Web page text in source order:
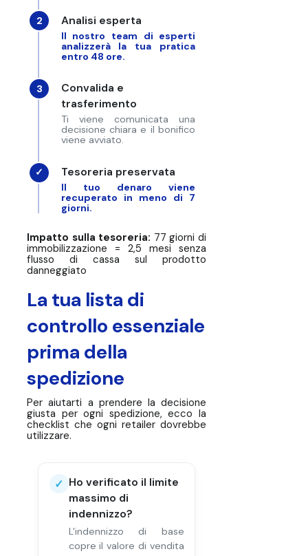
2 Analisi esperta
Il nostro team di esperti
analizzerà la tua pratica
entro 48 ore.
3
Convalida e
trasferimento
Ti viene comunicata una
decisione chiara e il bonifico
viene avviato.
✓ Tesoreria preservata
Il tuo denaro viene
recuperato in meno di 7
giorni.
Impatto sulla tesoreria: 77 giorni di
immobilizzazione = 2,5 mesi senza
flusso di cassa sul prodotto
danneggiato
La tua lista di
controllo essenziale
prima della
spedizione
Per aiutarti a prendere la decisione
giusta per ogni spedizione, ecco la
checklist che ogni retailer dovrebbe
utilizzare.
✓ Ho verificato il limite
massimo di
indennizzo?
L'indennizzo di base
copre il valore di vendita